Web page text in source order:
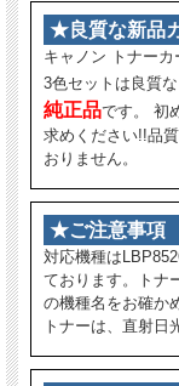
★良質な新品
キャノン トナーカ
3色セットは良質
純正品です。 初
求めください!!品
おりません。
★ご注意事項
対応機種は
ております。トナ
の機種名をお確か
トナーは、直射日